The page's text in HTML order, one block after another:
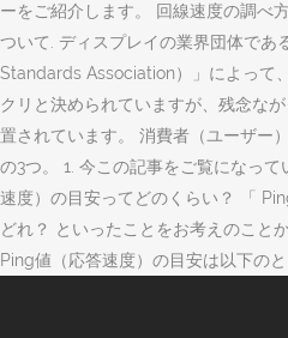
ーをご紹介します。 回線速度の調べ
ついて. ディスプレイの業界団体で
Standards Association）」によって
クリと決められていますが、残念な
置されています。 消費者（ユーザー
の3つ。 1. 今この記事をご覧になっ
速度）の目安ってどのくらい？ 「
どれ？ といったことをお考えのこと
Ping値（応答速度）の目安は以下のと